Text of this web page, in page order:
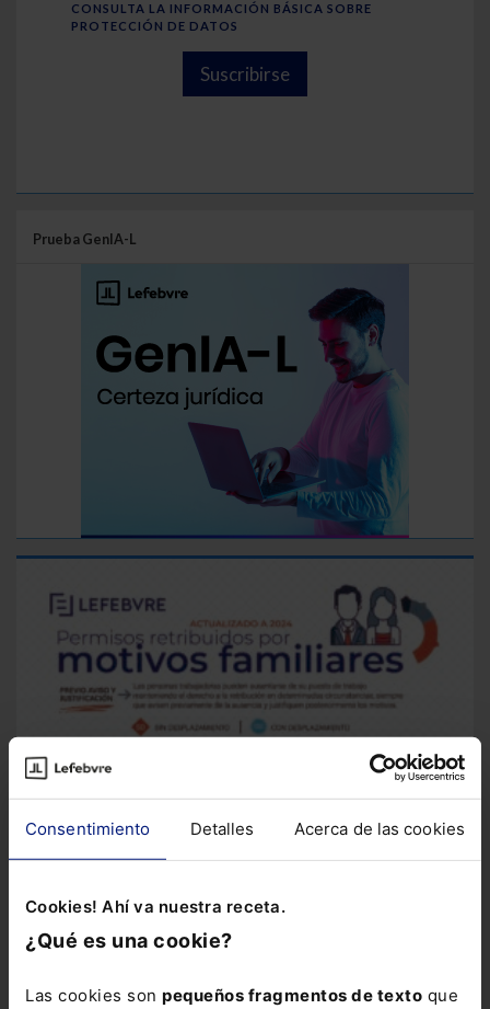
Consentimiento Detalles Acerca de las cookies
Cookies! Ahí va nuestra receta.
¿Qué es una cookie?
Las cookies son pequeños fragmentos de texto que
CONSULTA LA INFORMACIÓN BÁSICA SOBRE
PROTECCIÓN DE DATOS
Suscribirse
Prueba GenIA-L
infografía resume las principales novedades, desde el tiempo